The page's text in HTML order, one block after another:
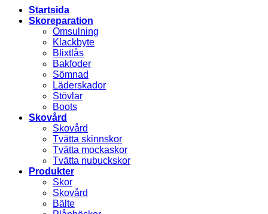
Startsida
Skoreparation
Omsulning
Klackbyte
Blixtlås
Bakfoder
Sömnad
Läderskador
Stövlar
Boots
Skovård
Skovård
Tvätta skinnskor
Tvätta mockaskor
Tvätta nubuckskor
Produkter
Skor
Skovård
Bälte